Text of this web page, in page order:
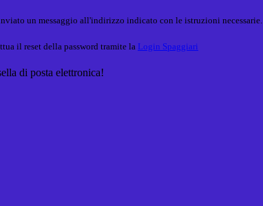
un messaggio all'indirizzo indicato con le istruzioni necessarie.
il reset della password tramite la Login Spaggiari
di posta elettronica!